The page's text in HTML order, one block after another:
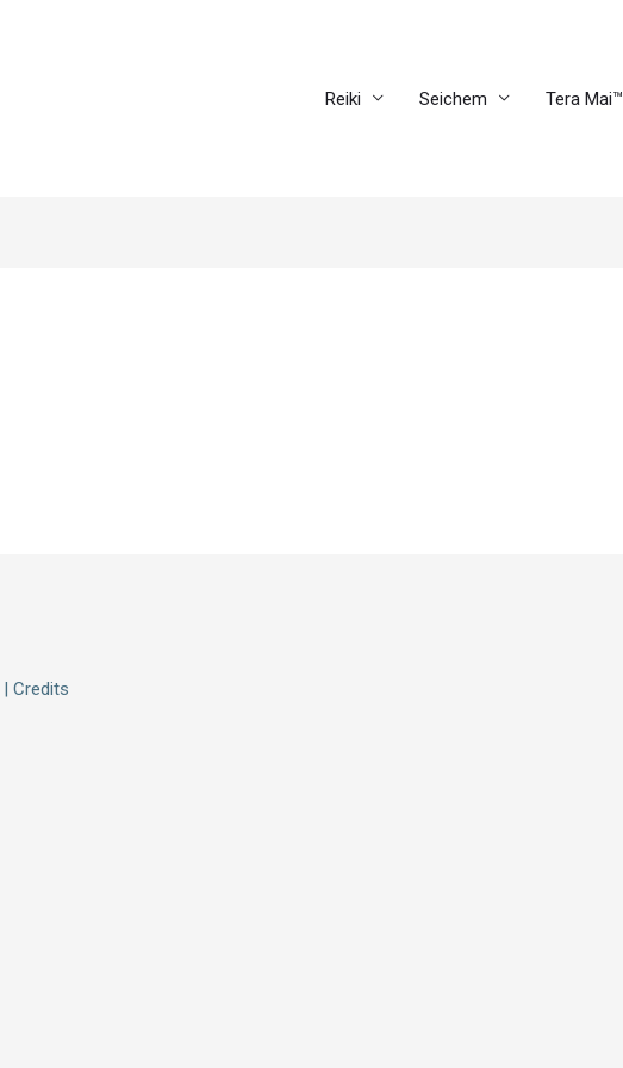
Reiki
Seichem Tera Mai™
| Credits